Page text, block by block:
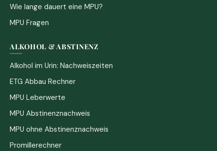
Wie lange dauert eine MPU?
MPU Fragen
ALKOHOL & ABSTINENZ
Alkohol im Urin: Nachweiszeiten
ETG Abbau Rechner
MPU Leberwerte
MPU Abstinenznachweis
MPU ohne Abstinenznachweis
Promillerechner